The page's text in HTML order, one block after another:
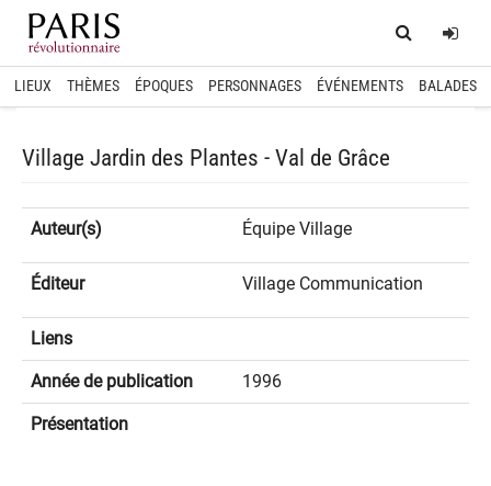
Home
LIEUX THÈMES ÉPOQUES PERSONNAGES ÉVÉNEMENTS BALADES
Village Jardin des Plantes - Val de Grâce
Auteur(s) Équipe Village
Éditeur Village Communication
Liens
Année de publication 1996
Présentation